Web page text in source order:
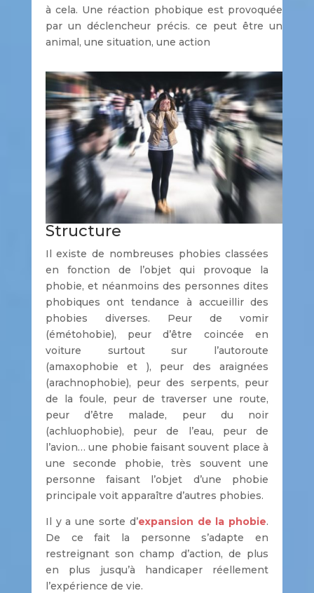
à cela. Une réaction phobique est provoquée
par un déclencheur précis. ce peut être un
animal, une situation, une action
Structure
Il existe de nombreuses phobies classées
en fonction de l’objet qui provoque la
phobie, et néanmoins des personnes dites
phobiques ont tendance à accueillir des
phobies diverses. Peur de vomir
(émétohobie), peur d’être coincée en
voiture surtout sur l’autoroute
(amaxophobie et ), peur des araignées
(arachnophobie), peur des serpents, peur
de la foule, peur de traverser une route,
peur d’être malade, peur du noir
(achluophobie), peur de l’eau, peur de
l’avion… une phobie faisant souvent place à
une seconde phobie, très souvent une
personne faisant l’objet d’une phobie
principale voit apparaître d’autres phobies.
Il y a une sorte d’expansion de la phobie.
De ce fait la personne s’adapte en
restreignant son champ d’action, de plus
en plus jusqu’à handicaper réellement
l’expérience de vie.